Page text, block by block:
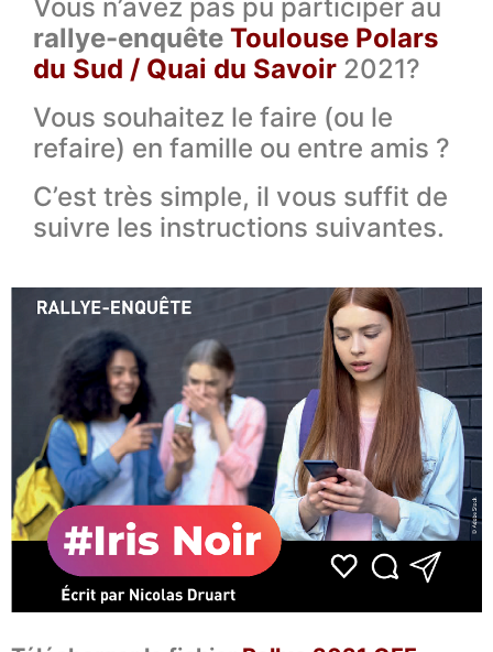
Vous n’avez pas pu participer au
rallye-enquête Toulouse Polars
du Sud / Quai du Savoir 2021?
Vous souhaitez le faire (ou le
refaire) en famille ou entre amis ?
C’est très simple, il vous suffit de
suivre les instructions suivantes.